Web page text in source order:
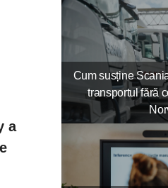
a
Cum susține
transportul fără